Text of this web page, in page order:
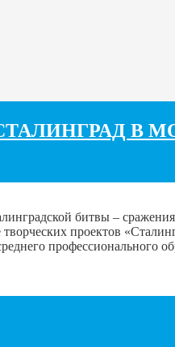
В
битвы – сражения,
проектов
профессионального